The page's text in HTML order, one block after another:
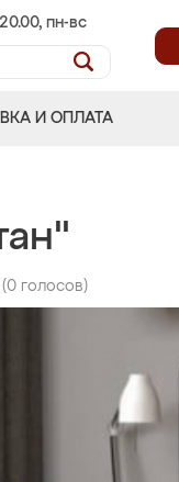
пн-вс
И ОПЛАТА
(0 голосов)